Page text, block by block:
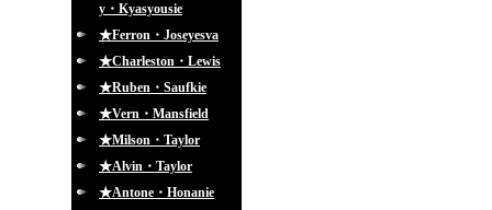
y・Kyasyousie
★Ferron・Joseyesva
★Charleston・Lewis
★Ruben・Saufkie
★Vern・Mansfield
★Milson・Taylor
★Alvin・Taylor
★Antone・Honanie